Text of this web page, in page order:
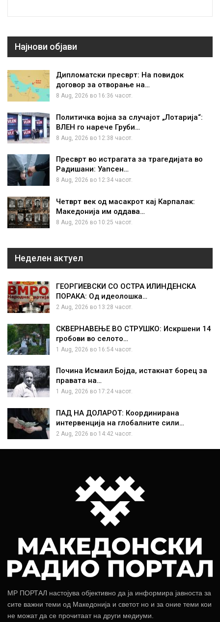
Најнови објави
Дипломатски пресврт: На повидок
договор за отворање на…
8 Aug, 2026 во 16:36 часот.
Политичка војна за случајот „Лотарија“:
ВЛЕН го нарече Груби…
8 Aug, 2026 во 12:38 часот.
Пресврт во истрагата за трагедијата во
Радишани: Уапсен…
8 Aug, 2026 во 12:34 часот.
Четврт век од масакрот кај Карпалак:
Македонија им оддава…
8 Aug, 2026 во 10:25 часот.
Неделен актуел
ГЕОРГИЕВСКИ СО ОСТРА ИЛИНДЕНСКА
ПОРАКА: Од идеолошка…
2 Aug, 2026 во 13:28 часот.
СКВЕРНАВЕЊЕ ВО СТРУШКО: Искршени 14
гробови во селото…
1 Aug, 2026 во 16:54 часот.
Почина Исмаил Бојда, истакнат борец за
правата на…
1 Aug, 2026 во 17:24 часот.
ПАД НА ДОЛАРОТ: Координирана
интервенција на глобалните сили…
2 Aug, 2026 во 14:42 часот.
МР ПОРТАЛ настојува објективно да ја информира јавноста за
сите важни теми од Македонија и светот но и за оние теми кои
не можат да се прочитаат на други медиуми.